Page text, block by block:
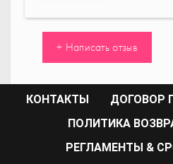
+ Написать отзыв
КОНТАКТЫ
ДОГОВОР
ПОЛИТИКА
РЕГЛАМЕНТЫ &